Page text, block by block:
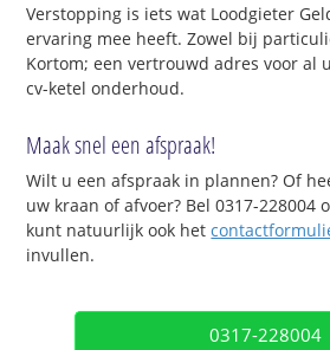
Verstopping is iets wat Loodgieter
ervaring mee heeft. Zowel bij
Kortom; een vertrouwd adres voor al
cv-ketel onderhoud.
Maak snel een afspraak!
Wilt u een afspraak in plannen? Of
uw kraan of afvoer? Bel 0317-228004
kunt natuurlijk ook het
invullen.
0317-228004